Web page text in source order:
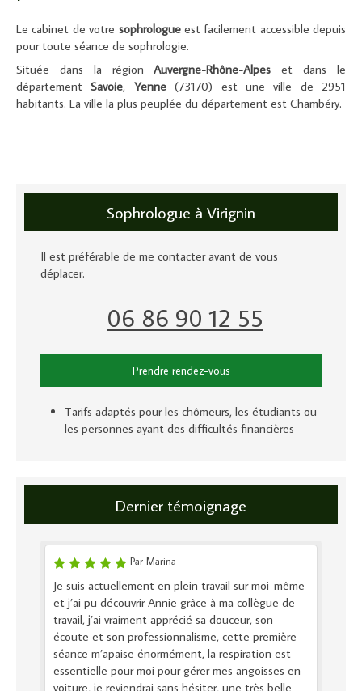
Le cabinet de votre sophrologueest facilement accessible depuis
pour toute séance de sophrologie.
Située dans la régionAuvergne-Rhône-Alpes et dans le
départementSavoie, Yenne(73170) est une ville de 2951
habitants. La ville la plus peuplée du département est Chambéry.
Sophrologue à Virignin
Il est préférable de me contacter avant de vous
déplacer.
06 86 90 12 55
Prendre rendez-vous
Tarifs adaptés pour les chômeurs, les étudiants ou
les personnes ayant des difficultés financières
Dernier témoignage
Par Marina
Je suis actuellement en plein travail sur moi-même
et j’ai pu découvrir Annie grâce à ma collègue de
travail, j’ai vraiment apprécié sa douceur, son
écoute et son professionnalisme, cette première
séance m’apaise énormément, la respiration est
essentielle pour moi pour gérer mes angoisses en
voiture, je reviendrai sans hésiter, une très belle